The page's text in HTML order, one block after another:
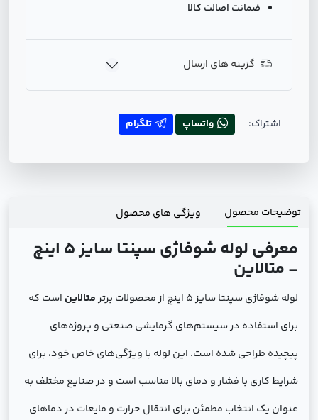
ضمانت اصالت کالا
گزینه های ارسال
اشتراک: واتساپ تلگرام
توضیحات محصول ویژگی های محصول
معرفی لوله شوفاژی سپنتا سایز 5 اینچ
- متالاین
لوله شوفاژی سپنتا سایز 5 اینچ از محصولات برتر متالاین است که
برای استفاده در سیستم‌های گرمایشی صنعتی و پروژه‌های
پیچیده طراحی شده است. این لوله با ویژگی‌های خاص خود، برای
شرایط کاری با فشار و دمای بالا مناسب است و در صنایع مختلف به
عنوان یک انتخاب مطمئن برای انتقال حرارت و مایعات در دماهای